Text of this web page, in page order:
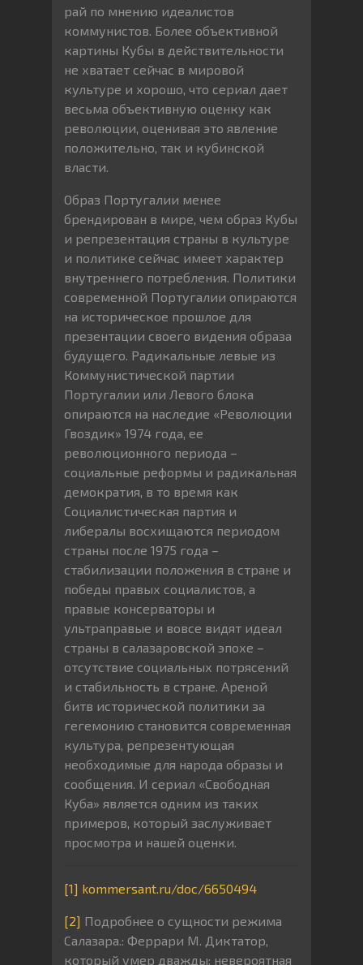
рай по мнению идеалистов
коммунистов. Более объективной
картины Кубы в действительности
не хватает сейчас в мировой
культуре и хорошо, что сериал дает
весьма объективную оценку как
революции, оценивая это явление
положительно, так и кубинской
власти.
Образ Португалии менее
брендирован в мире, чем образ Кубы
и репрезентация страны в культуре
и политике сейчас имеет характер
внутреннего потребления. Политики
современной Португалии опираются
на историческое прошлое для
презентации своего видения образа
будущего. Радикальные левые из
Коммунистической партии
Португалии или Левого блока
опираются на наследие «Революции
Гвоздик» 1974 года, ее
революционного периода –
социальные реформы и радикальная
демократия, в то время как
Социалистическая партия и
либералы восхищаются периодом
страны после 1975 года –
стабилизации положения в стране и
победы правых социалистов, а
правые консерваторы и
ультраправые и вовсе видят идеал
страны в салазаровской эпохе –
отсутствие социальных потрясений
и стабильность в стране. Ареной
битв исторической политики за
гегемонию становится современная
культура, репрезентующая
необходимые для народа образы и
сообщения. И сериал «Свободная
Куба» является одним из таких
примеров, который заслуживает
просмотра и нашей оценки.
[1] kommersant.ru/doc/6650494
[2] Подробнее о сущности режима
Салазара.: Феррари М. Диктатор,
который умер дважды: невероятная